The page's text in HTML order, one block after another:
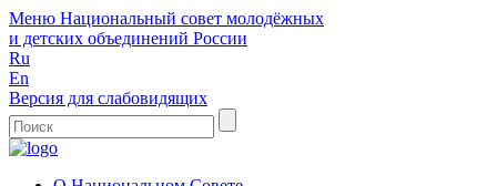
Меню Национальный совет молодёжных
и детских объединений России
Ru
En
Версия для слабовидящих